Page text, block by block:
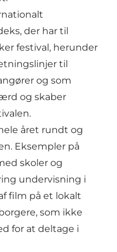
der har til
festival, herunder
til
og som
og skaber
året rundt og
Eksempler på
skoler og
undervisning i
film på et lokalt
som ikke
for at deltage i